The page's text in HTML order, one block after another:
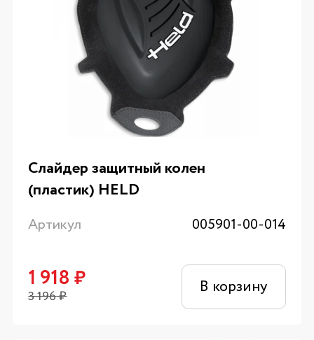
Слайдер защитный колен
(пластик) HELD
Артикул 005901-00-014
1 918 ₽
3 196₽ В корзину